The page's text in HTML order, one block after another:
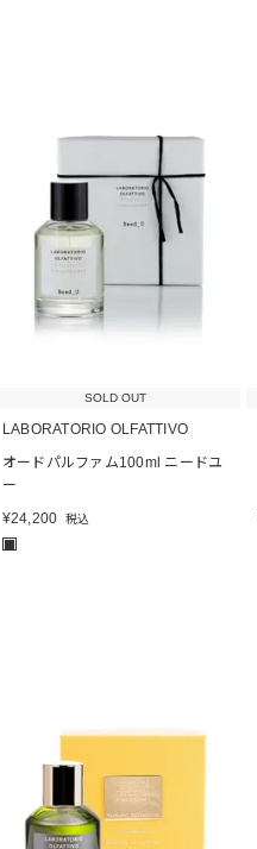
SOLD OUT
LABORATORIO OLFATTIVO
オードパルファム100ml ニードユ
ー
¥24,200 税込
■